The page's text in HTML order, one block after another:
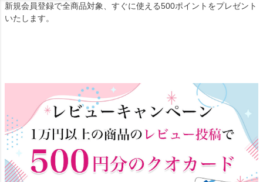
新規会員登録で全商品対象、すぐに使える500ポイントをプレゼント
いたします。